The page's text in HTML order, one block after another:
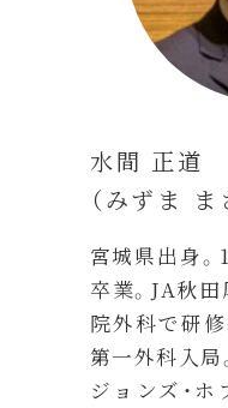
水間 正道
（みずま ま
宮城県出身
卒業。JA秋
院外科で研
第一外科入局
ジョンズ・